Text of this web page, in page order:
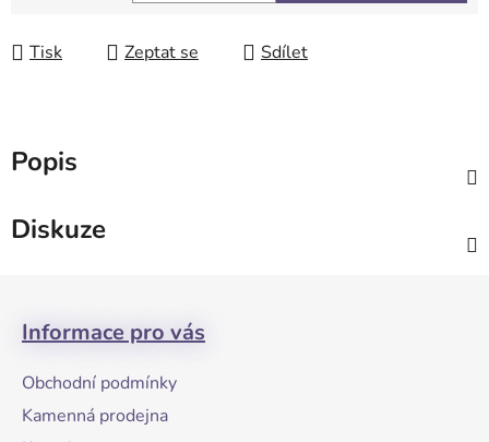
Tisk Zeptat se Sdílet
Popis
Diskuze
Informace pro vás
Obchodní podmínky
Kamenná prodejna